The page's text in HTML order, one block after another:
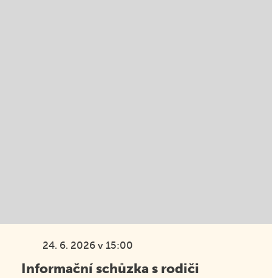
24. 6. 2026 v 15:00
Informační schůzka s rodiči